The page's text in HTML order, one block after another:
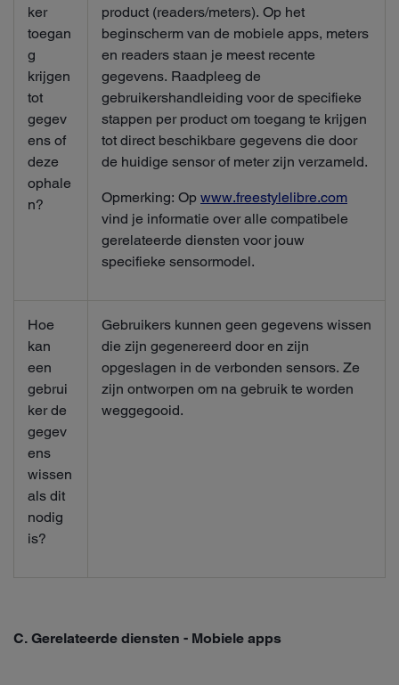
ker
toegan
g
krijgen
tot
gegev
ens of
deze
ophale
n?
product (readers/meters). Op het
beginscherm van de mobiele apps, meters
en readers staan je meest recente
gegevens. Raadpleeg de
gebruikershandleiding voor de specifieke
stappen per product om toegang te krijgen
tot direct beschikbare gegevens die door
de huidige sensor of meter zijn verzameld.
Opmerking: Op www.freestylelibre.com
vind je informatie over alle compatibele
gerelateerde diensten voor jouw
specifieke sensormodel.
Hoe
kan
een
gebrui
ker de
gegev
ens
wissen
als dit
nodig
is?
Gebruikers kunnen geen gegevens wissen
die zijn gegenereerd door en zijn
opgeslagen in de verbonden sensors. Ze
zijn ontworpen om na gebruik te worden
weggegooid.
C. Gerelateerde diensten - Mobiele apps